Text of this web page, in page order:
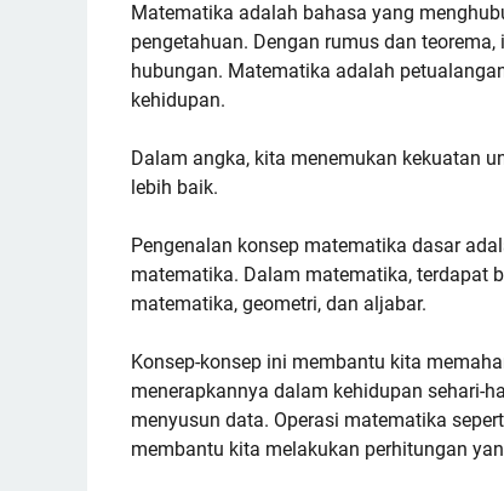
Matematika adalah bahasa yang
pengetahuan. Dengan rumus dan
hubungan. Matematika adalah
kehidupan.
Dalam angka, kita menemukan kekuatan
lebih baik.
Pengenalan konsep matematika dasar
matematika. Dalam matematika, terdapat
matematika, geometri, dan aljabar.
Konsep-konsep ini membantu kita
menerapkannya dalam kehidupan sehari-
menyusun data. Operasi matematika
membantu kita melakukan perhitungan